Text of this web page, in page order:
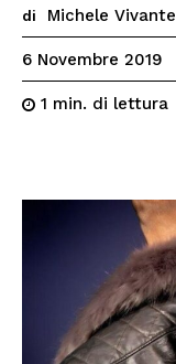
di Michele Vivante
6 Novembre 2019
1 min. di lettura